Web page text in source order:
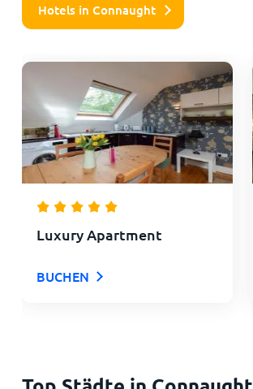
Hotels in Connaught
Luxury Apartment
BUCHEN